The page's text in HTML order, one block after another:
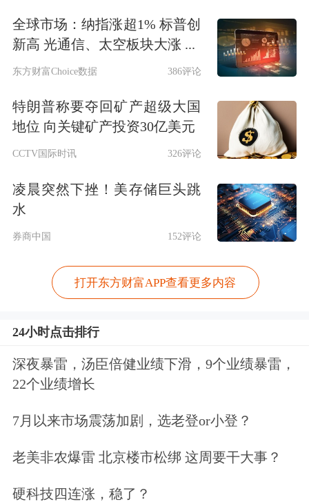
但中试也是风险集中释放的阶段。科技
成果在“概念验证—小试—中试”的过程
中，如果验证失败，前期研发投入、设
备投入和人员投入都可能造成较高沉没
成本。对不少科技企业而言，中试既是
成果转化的“必经关口”，也是资金与风
险压力集中的“险滩”。
《证券日报》记者，平台上不少客户都
了相应保障需求。保险产品加持后，
行向企业贷款的意愿会有所增强，贷款
利息还可获得上海市科学技术委员会的
相关补贴，再叠加中试通平台在技术、
资源和服务方面的支持，企业开展科技
全球市场：纳指涨超1% 标普创
新高 光通信、太空板块大涨 ...
东方财富Choice数据 386评论
特朗普称要夺回矿产超级大国
地位 向关键矿产投资30亿美元
CCTV国际时讯 326评论
凌晨突然下挫！美存储巨头跳
水
券商中国 152评论
打开东方财富APP查看更多内容
24小时点击排行
深夜暴雷，汤臣倍健业绩下滑，9个业绩暴雷，
22个业绩增长
7月以来市场震荡加剧，选老登or小登？
老美非农爆雷 北京楼市松绑 这周要干大事？
硬科技四连涨，稳了？